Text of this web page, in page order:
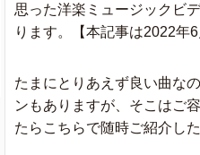
思った洋楽ミュージックビ
ります。【本記事は2022年6
たまにとりあえず良い曲な
ンもありますが、そこはご
たらこちらで随時ご紹介し